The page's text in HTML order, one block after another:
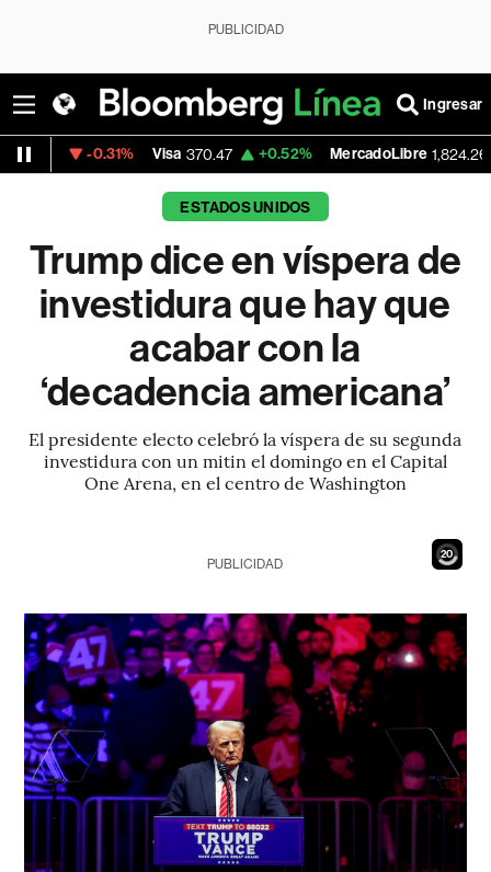
PUBLICIDAD
Ingresar
Visa 370.47 +0.52% MercadoLibre 1,824.26 -5.23%
ESTADOS UNIDOS
Trump dice en víspera de
investidura que hay que
acabar con la
‘decadencia americana’
El presidente electo celebró la víspera de su segunda
investidura con un mitin el domingo en el Capital
One Arena, en el centro de Washington
18
PUBLICIDAD